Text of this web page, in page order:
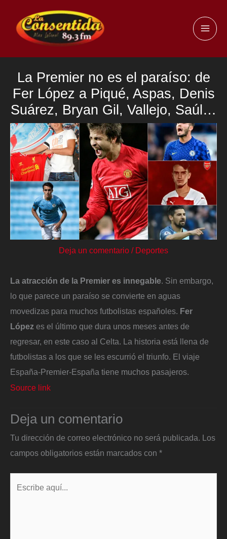
contenido
La Premier no es el paraíso: de
Fer López a Piqué, Aspas, Denis
Suárez, Bryan Gil, Vallejo, Saúl…
Deja un comentario / Deportes
La atracción de la Premier es innegable. Sin embargo,
lo que parece un paraíso se convierte en aguas
movedizas para muchos futbolistas españoles. Fer
López es el último que dura unos meses antes de
regresar, en este caso al Celta. La historia está llena de
futbolistas a los que se les escurrió el triunfo. El viaje
España-Premier-España tiene muchos pasajeros.
Source link
Deja un comentario
Tu dirección de correo electrónico no será publicada. Los
campos obligatorios están marcados con *